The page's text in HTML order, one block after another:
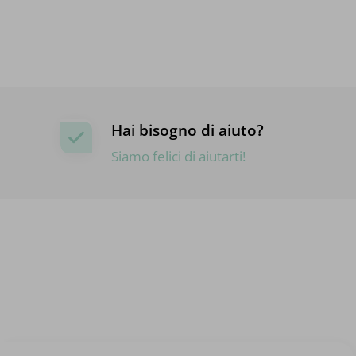
Hai bisogno di aiuto?
Siamo felici di aiutarti!